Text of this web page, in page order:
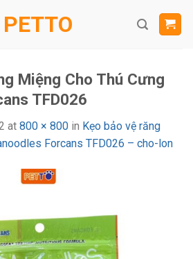
PETTO
Miệng Cho Thú Cưng
TFD026
at 800 × 800 in Kẹo bảo vệ răng
Forcans TFD026 – cho-lon